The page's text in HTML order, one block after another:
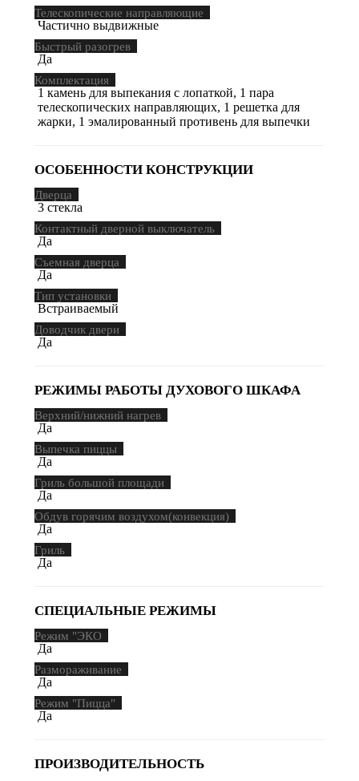
Телескопические направляющие
Частично выдвижные
Быстрый разогрев
Да
Комплектация
1 камень для выпекания с лопаткой, 1 пара
телескопических направляющих, 1 решетка для
жарки, 1 эмалированный противень для выпечки
ОСОБЕННОСТИ КОНСТРУКЦИИ
Дверца
3 стекла
Контактный дверной выключатель
Да
Съемная дверца
Да
Тип установки
Встраиваемый
Доводчик двери
Да
РЕЖИМЫ РАБОТЫ ДУХОВОГО ШКАФА
Верхний/нижний нагрев
Да
Выпечка пиццы
Да
Гриль большой площади
Да
Обдув горячим воздухом(конвекция)
Да
Гриль
Да
СПЕЦИАЛЬНЫЕ РЕЖИМЫ
Режим "ЭКО
Да
Размораживание
Да
Режим "Пицца"
Да
ПРОИЗВОДИТЕЛЬНОСТЬ